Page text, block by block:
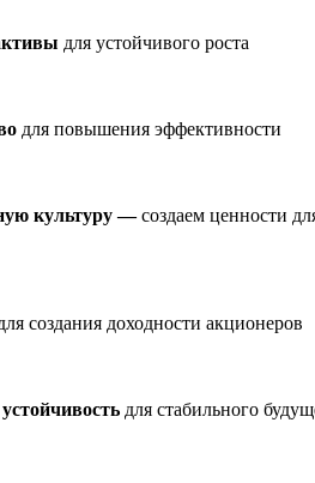
для устойчивого роста
для повышения эффективности
культуру —создаем ценности
создания доходности акционеров
для стабильного